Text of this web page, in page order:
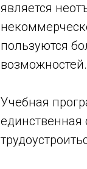
является
пользуются
возможностей.
Учебная
единственная